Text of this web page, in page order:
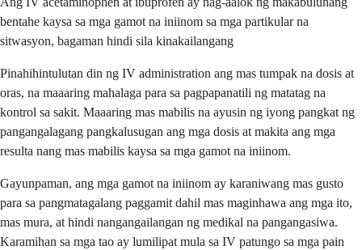
bentahe kaysa sa mga gamot na iniinom sa mga partikular na
sitwasyon, bagaman hindi sila kinakailangang
Pinahihintulutan din ng IV administration ang mas tumpak na dosis at
oras, na maaaring mahalaga para sa pagpapanatili ng matatag na
kontrol sa sakit. Maaaring mas mabilis na ayusin ng iyong pangkat ng
pangangalagang pangkalusugan ang mga dosis at makita ang mga
resulta nang mas mabilis kaysa sa mga gamot na iniinom.
Gayunpaman, ang mga gamot na iniinom ay karaniwang mas gusto
para sa pangmatagalang paggamit dahil mas maginhawa ang mga ito,
mas mura, at hindi nangangailangan ng medikal na pangangasiwa.
Karamihan sa mga tao ay lumilipat mula sa IV patungo sa mga pain